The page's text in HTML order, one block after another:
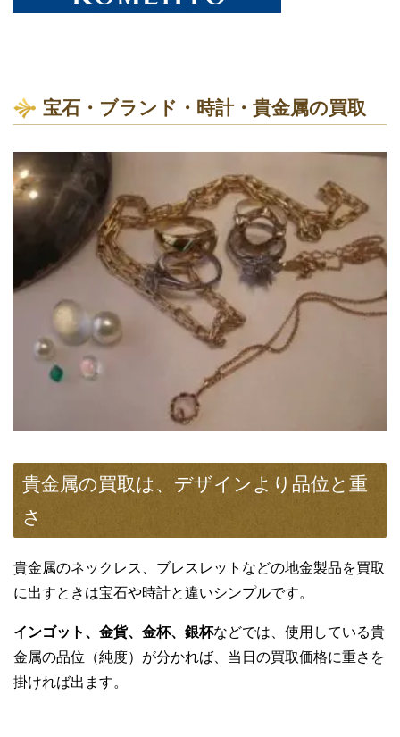
宝石・ブランド・時計・貴金属の買取
貴金属の買取は、デザインより品位と重
さ
貴金属のネックレス、ブレスレットなどの地金製品を買取
に出すときは宝石や時計と違いシンプルです。
インゴット、金貨、金杯、銀杯などでは、使用している貴
金属の品位（純度）が分かれば、当日の買取価格に重さを
掛ければ出ます。